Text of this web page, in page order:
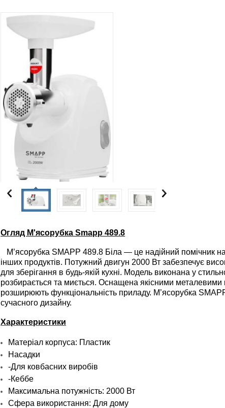
Огляд М'ясорубка Smapp 489.8
М’ясорубка SMAPP 489.8 Біла — це надійний помічник
інших продуктів. Потужний двигун 2000 Вт забезпечує
для зберігання в будь-якій кухні. Модель виконана у
розбирається та миється. Оснащена якісними
розширюють функціональність приладу. М’ясорубка
сучасного дизайну.
Характеристики
Матеріал корпуса: Пластик
Насадки
-Для ковбасних виробів
-Кеббе
Максимальна потужність: 2000 Вт
Сфера використання: Для дому